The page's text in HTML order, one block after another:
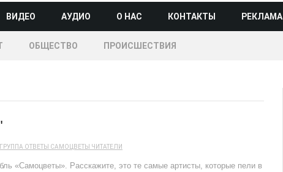
ВИДЕО АУДИО О НАС КОНТАКТЫ РЕКЛАМА
ОБЩЕСТВО ПРОИСШЕСТВИЯ
ГРУППА ОТВЕТЫ САМОЦВЕТЫ ЧИТАТЕЛИ
«Самоцветы». Расскажите, это те самые артисты, которые пели в